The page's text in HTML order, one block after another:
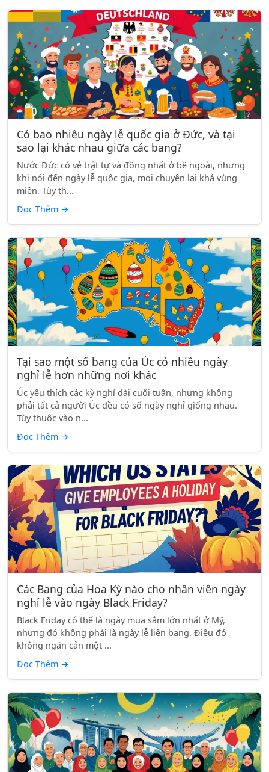
Có bao nhiêu ngày lễ quốc gia ở Đức, và tại
sao lại khác nhau giữa các bang?
Nước Đức có vẻ trật tự và đồng nhất ở bề ngoài, nhưng
khi nói đến ngày lễ quốc gia, mọi chuyện lại khá vùng
miền. Tùy th...
Đọc Thêm →
Tại sao một số bang của Úc có nhiều ngày
nghỉ lễ hơn những nơi khác
Úc yêu thích các kỳ nghỉ dài cuối tuần, nhưng không
phải tất cả người Úc đều có số ngày nghỉ giống nhau.
Tùy thuộc vào n...
Đọc Thêm →
Các Bang của Hoa Kỳ nào cho nhân viên ngày
nghỉ lễ vào ngày Black Friday?
Black Friday có thể là ngày mua sắm lớn nhất ở Mỹ,
nhưng đó không phải là ngày lễ liên bang. Điều đó
không ngăn cản một ...
Đọc Thêm →